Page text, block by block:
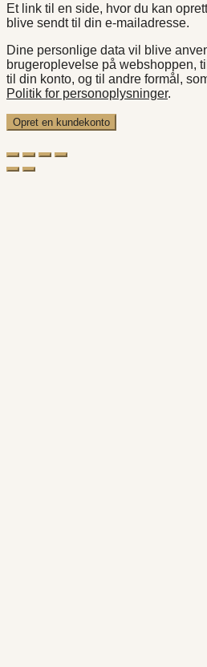
Et link til en side, hvor du kan
blive sendt til din e-mailadresse.
Dine personlige data vil blive
brugeroplevelse på webshoppen,
til din konto, og til andre formål,
Politik for personoplysninger.
Opret en kundekonto